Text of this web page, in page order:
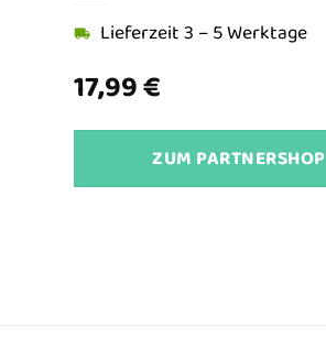
17,99€
Lieferzeit 3 – 5 Werktage
ZUM PARTNERSHOP